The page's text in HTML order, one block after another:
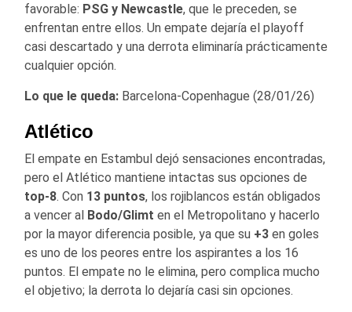
favorable: PSG y Newcastle, que le preceden, se
enfrentan entre ellos. Un empate dejaría el playoff
casi descartado y una derrota eliminaría prácticamente
cualquier opción.
Lo que le queda: Barcelona-Copenhague (28/01/26)
Atlético
El empate en Estambul dejó sensaciones encontradas,
pero el Atlético mantiene intactas sus opciones de
top-8. Con 13 puntos, los rojiblancos están obligados
a vencer al Bodo/Glimt en el Metropolitano y hacerlo
por la mayor diferencia posible, ya que su +3 en goles
es uno de los peores entre los aspirantes a los 16
puntos. El empate no le elimina, pero complica mucho
el objetivo; la derrota lo dejaría casi sin opciones.